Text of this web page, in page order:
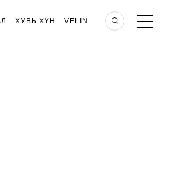
ХУВЬ ХҮН VELIN